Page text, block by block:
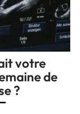
votre
de
?